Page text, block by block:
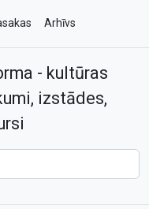
Arhīvs
- kultūras
izstādes,